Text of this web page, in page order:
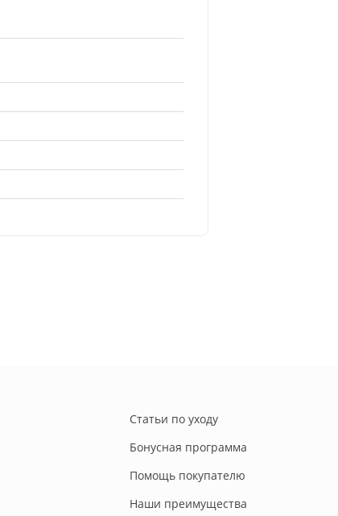
Статьи по уходу
Бонусная программа
Помощь покупателю
Наши преимущества